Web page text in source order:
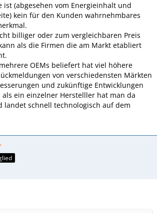
ist (abgesehen vom Energieinhalt und
kein für den Kunden wahrnehmbares
billiger oder zum vergleichbaren Preis
als die Firmen die am Markt etabliert
OEMs beliefert hat viel höhere
von verschiedensten Märkten
und zukünftige Entwicklungen
ein einzelner Herstelller hat man da
landet schnell technologisch auf dem